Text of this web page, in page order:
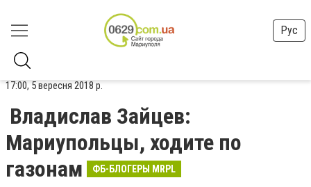
Рус
17:00, 5 вересня 2018 р.
Владислав Зайцев:
Мариупольцы, ходите по
газонам
ФБ-БЛОГЕРЫ MRPL